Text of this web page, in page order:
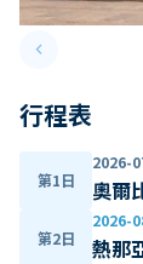
keyboard_arrow_leftPrevious slide
行程表
第1日
2026-
奧爾
第2日
2026-
熱那